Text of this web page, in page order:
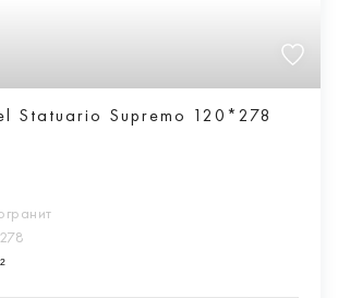
Statuario Supremo 120*278